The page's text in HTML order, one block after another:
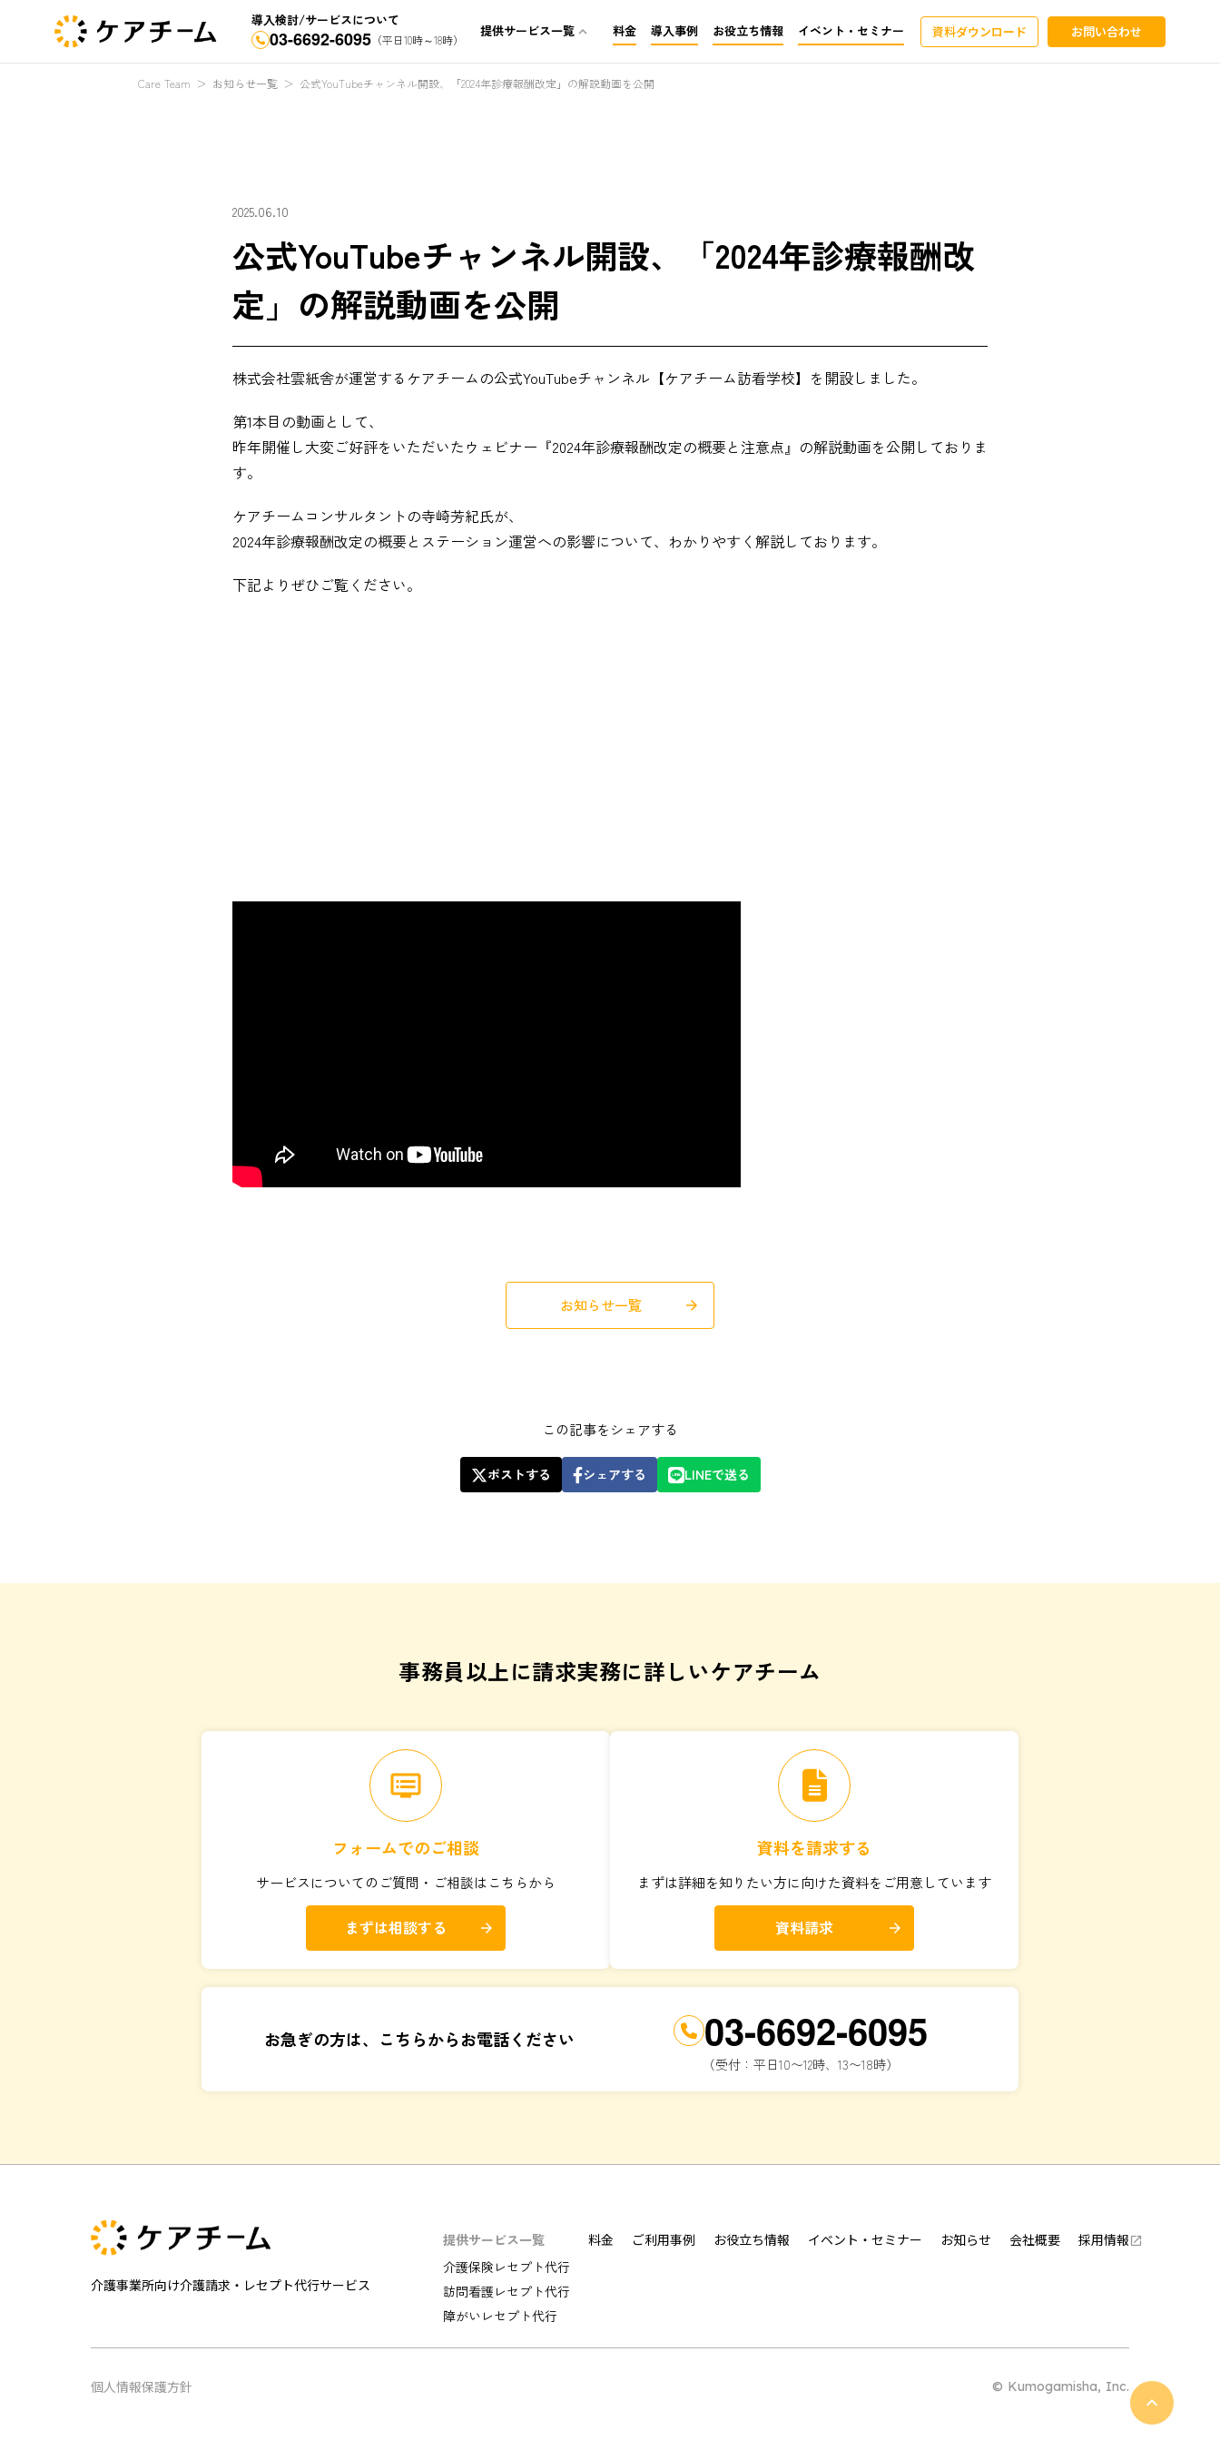
導入検討/サービスについて
03-6692-6095 （平日10時～18時） 提供サービス一覧 expand_less
介護保険レセプト代行
訪問看護レセプト代行
料金 導入事例 お役立ち情報 イベント・セミナー 資料ダウンロード お問い合わせ
Care Team ＞ お知らせ一覧 ＞ 公式YouTubeチャンネル開設、「2024年診療報酬改定」の解説動画を公開
2025.06.10
公式YouTubeチャンネル開設、「2024年診療報酬改
定」の解説動画を公開
株式会社雲紙舎が運営するケアチームの公式YouTubeチャンネル【ケアチーム訪看学校】を開設しました。
第1本目の動画として、
昨年開催し大変ご好評をいただいたウェビナー『2024年診療報酬改定の概要と注意点』の解説動画を公開しておりま
す。
ケアチームコンサルタントの寺崎芳紀氏が、
2024年診療報酬改定の概要とステーション運営への影響について、わかりやすく解説しております。
下記よりぜひご覧ください。
お知らせ一覧 arrow_forward
この記事をシェアする
ポストする シェアする LINEで送る
事務員以上に請求実務に詳しいケアチーム
dvr
フォームでのご相談
サービスについてのご質問・ご相談はこちらから
まずは相談する arrow_forward
資料を請求する
まずは詳細を知りたい方に向けた資料をご用意しています
資料請求 arrow_forward
お急ぎの方は、こちらからお電話ください 03-6692-6095
（受付：平日10〜12時、13〜18時）
介護事業所向け介護請求・レセプト代行サービス
提供サービス一覧
介護保険レセプト代行
訪問看護レセプト代行
障がいレセプト代行
料金 ご利用事例 お役立ち情報 イベント・セミナー お知らせ 会社概要 採用情報 launch
個人情報保護方針 © Kumogamisha, Inc.
keyboard_arrow_up